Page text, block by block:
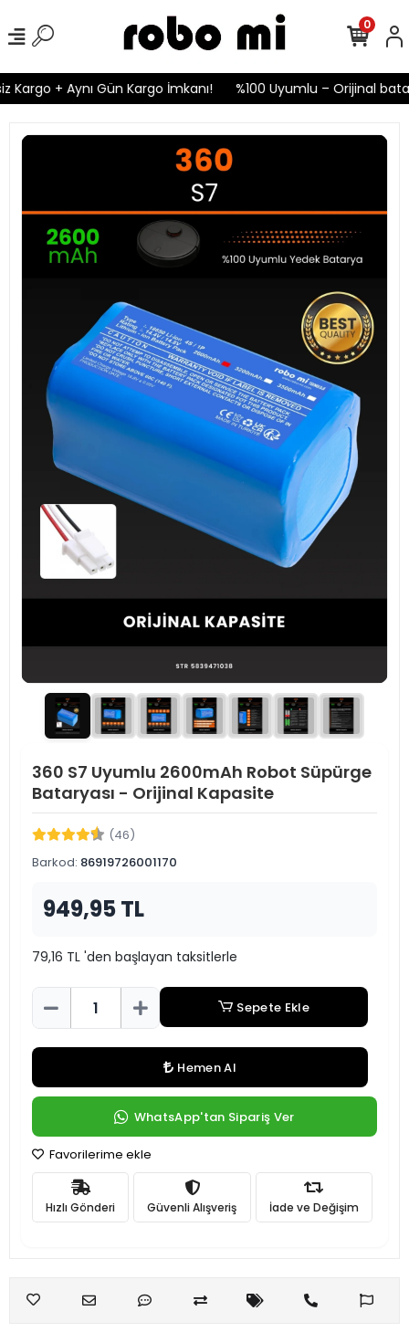
+ Aynı Gün Kargo İmkanı! %100 Uyumlu – Orijinal
0
360 S7 Uyumlu 2600mAh Robot Süpürge
Bataryası - Orijinal Kapasite
(46)
Barkod: 86919726001170
949,95 TL
79,16 TL 'den başlayan taksitlerle
Sepete Ekle
Hemen Al
WhatsApp'tan Sipariş Ver
Favorilerime ekle
Hızlı Gönderi Güvenli Alışveriş İade ve Değişim